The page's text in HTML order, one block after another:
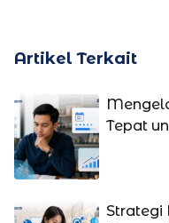
Artikel Terkait
Tepat
Strategi